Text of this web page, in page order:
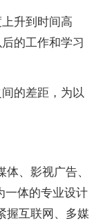
升到时间高
的工作和学习
的差距，为以
、影视广告、
一体的专业设计
握互联网、多媒